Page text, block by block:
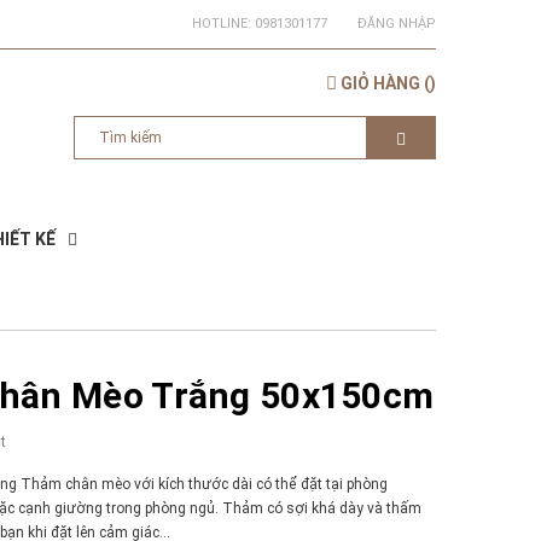
HOTLINE: 0981301177 ĐĂNG NHẬP
GIỎ HÀNG ()
KẾ
Mèo Trắng 50x150cm
Thảm chân mèo với kích thước dài có thể đặt tại phòng
cạnh giường trong phòng ngủ. Thảm có sợi khá dày và thấm
khi đặt lên cảm giác...